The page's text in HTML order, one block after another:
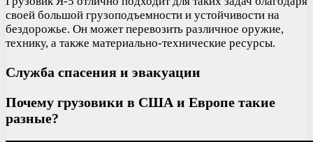
своей большой грузоподъемности и устойчивости на
бездорожье. Он может перевозить различное оружие,
технику, а также материально-технические ресурсы.
Служба спасения и эвакуации
Почему грузовики в США и Европе такие
разные?